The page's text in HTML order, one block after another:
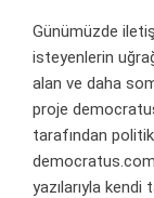
Günümüzde
isteyenlerin
alan ve daha
proje
tarafından
yazılarıyla